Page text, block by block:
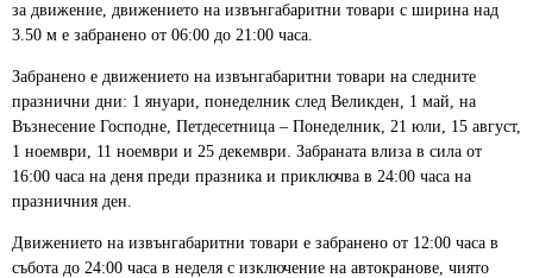
за движение, движението на извънгабаритни товари с ширина над
3.50 м е забранено от 06:00 до 21:00 часа.
Забранено е движението на извънгабаритни товари на следните
празнични дни: 1 януари, понеделник след Великден, 1 май, на
Възнесение Господне, Петдесетница – Понеделник, 21 юли, 15 август,
1 ноември, 11 ноември и 25 декември. Забраната влиза в сила от
16:00 часа на деня преди празника и приключва в 24:00 часа на
празничния ден.
Движението на извънгабаритни товари е забранено от 12:00 часа в
събота до 24:00 часа в неделя с изключение на автокранове, чиято